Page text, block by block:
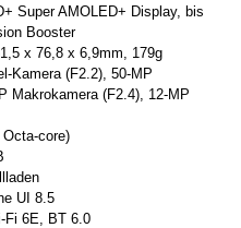
Super AMOLED+ Display, bis
Booster
x 76,8 x 6,9mm, 179g
Kamera (F2.2), 50-MP
Makrokamera (F2.4), 12-MP
core)
UI 8.5
Fi 6E, BT 6.0